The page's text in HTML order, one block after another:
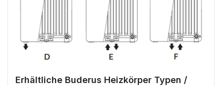
Erhältliche Buderus Heizkörper Typen /